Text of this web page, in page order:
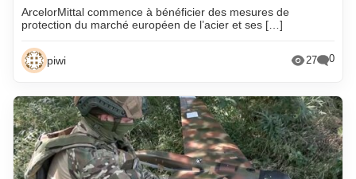
ArcelorMittal commence à bénéficier des mesures de
protection du marché européen de l’acier et ses […]
piwi 27 0